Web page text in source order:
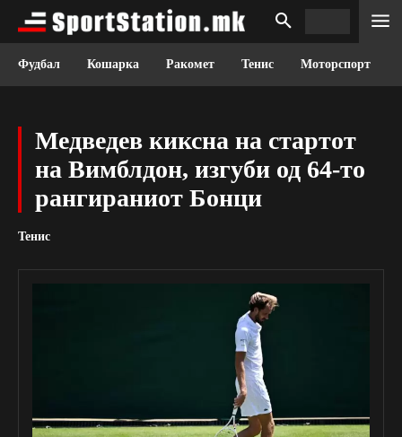
Фудбал Кошарка Ракомет Тенис Моторспорт
Медведев киксна на стартот
на Вимблдон, изгуби од 64-то
рангираниот Бонци
Тенис